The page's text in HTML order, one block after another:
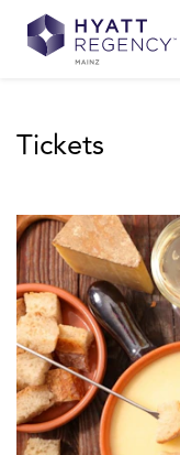
Tickets